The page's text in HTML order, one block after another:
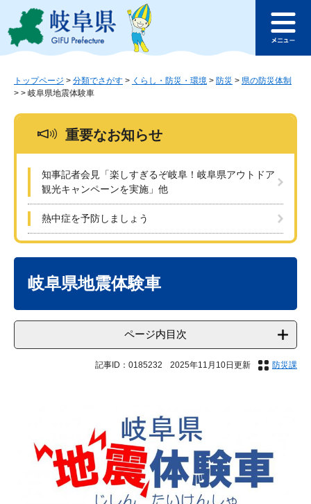
ジ
ュ
このページの本文へ
ュ
トップページ > 分類でさがす > くらし・防災・環境 > 防災 > 県の防災体制
> > 岐阜県地震体験車
重要なお知らせ
知事記者会見「楽しすぎるぞ岐阜！岐阜県アウトドア
観光キャンペーンを実施」他
熱中症を予防しましょう
岐阜県地震体験車
ページ内目次
記事ID：0185232 2025年11月10日更新 防災課